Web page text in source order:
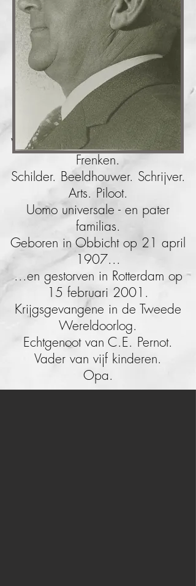
Welkom op de website van J.H.
Frenken.
Schilder. Beeldhouwer. Schrijver.
Arts. Piloot.
Uomo universale - en pater
familias.
Geboren in Obbicht op 21 april
1907...
...en gestorven in Rotterdam op
15 februari 2001.
Krijgsgevangene in de Tweede
Wereldoorlog.
Echtgenoot van C.E. Pernot.
Vader van vijf kinderen.
Opa.